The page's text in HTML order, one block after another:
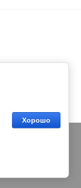
Хорошо